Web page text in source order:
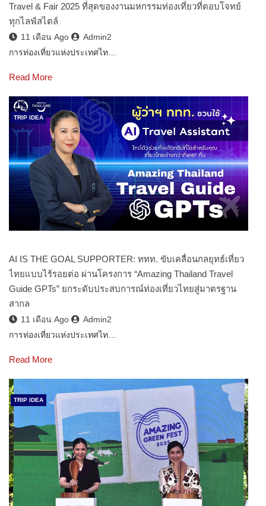
Travel & Fair 2025 ที่สุดของงานมหกรรมท่องเที่ยวที่ตอบโจทย์
ทุกไลฟ์สไตล์
11 เดือน Ago
Admin2
การท่องเที่ยวแห่งประเทศไท…
Read More
TRIP IDEA
AI IS THE GOAL SUPPORTER: ททท. ขับเคลื่อนกลยุทธ์เที่ยว
ไทยแบบไร้รอยต่อ ผ่านโครงการ “Amazing Thailand Travel
Guide GPTs” ยกระดับประสบการณ์ท่องเที่ยวไทยสู่มาตรฐาน
สากล
11 เดือน Ago
Admin2
การท่องเที่ยวแห่งประเทศไท…
Read More
TRIP IDEA